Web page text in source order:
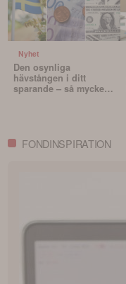
Nyhet
Den osynliga
hävstången i ditt
sparande – så mycket
FONDINSPIRATION